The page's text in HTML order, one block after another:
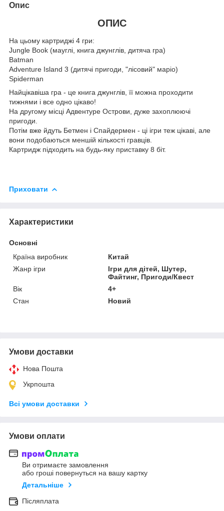
Опис
ОПИС
На цьому картриджі 4 гри:
Jungle Book (мауглі, книга джунглів, дитяча гра)
Batman
Adventure Island 3 (дитячі пригоди, "лісовий" маріо)
Spiderman
Найцікавіша гра - це книга джунглів, її можна проходити
тижнями і все одно цікаво!
На другому місці Адвентуре Острови, дуже захоплюючі
пригоди.
Потім вже йдуть Бетмен і Спайдермен - ці ігри теж цікаві, але
вони подобаються меншій кількості гравців.
Картридж підходить на будь-яку приставку 8 біт.
Приховати
Характеристики
Основні
Країна виробник
Китай
Жанр ігри
Ігри для дітей, Шутер,
Файтинг, Пригоди/Квест
Вік
4+
Стан
Новий
Умови доставки
Нова Пошта
Укрпошта
Всі умови доставки
Умови оплати
Ви отримаєте замовлення
або гроші повернуться на вашу картку
Детальніше
Післяплата